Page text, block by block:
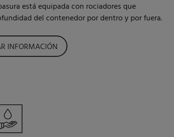
está equipada con rociadores que
del contenedor por dentro y por fuera.
INFORMACIÓN